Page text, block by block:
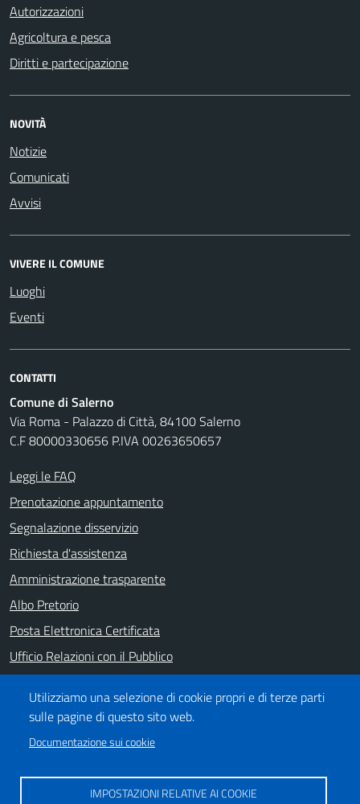
Utilizziamo una selezione di cookie propri e di terze parti
sulle pagine di questo sito web.
Documentazione sui cookie
IMPOSTAZIONI RELATIVE AI COOKIE
Autorizzazioni
Agricoltura e pesca
Diritti e partecipazione
NOVITÀ
Notizie
Comunicati
Avvisi
VIVERE IL COMUNE
Luoghi
Eventi
CONTATTI
Comune di Salerno
Via Roma - Palazzo di Città, 84100 Salerno
C.F 80000330656 P.IVA 00263650657
Leggi le FAQ
Prenotazione appuntamento
Segnalazione disservizio
Richiesta d'assistenza
Amministrazione trasparente
Albo Pretorio
Posta Elettronica Certificata
Ufficio Relazioni con il Pubblico
Informativa privacy